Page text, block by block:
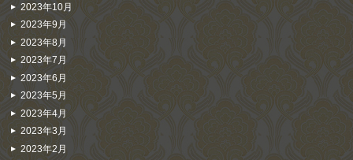
2023年10月
2023年9月
2023年8月
2023年7月
2023年6月
2023年5月
2023年4月
2023年3月
2023年2月